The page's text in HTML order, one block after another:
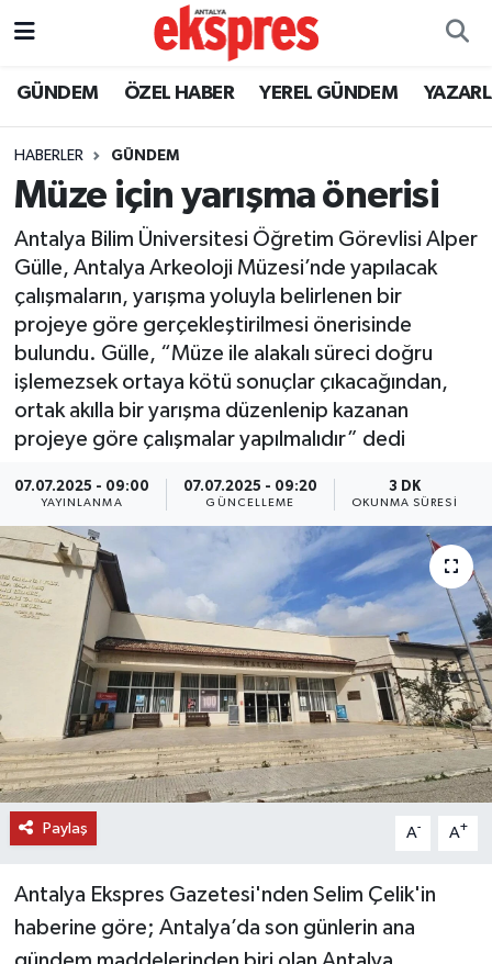
GÜNDEM ÖZEL HABER YEREL GÜNDEM
HABERLER GÜNDEM
Müze için yarışma önerisi
Antalya Bilim Üniversitesi Öğretim Görevlisi Alper
Gülle, Antalya Arkeoloji Müzesi’nde yapılacak
çalışmaların, yarışma yoluyla belirlenen bir
projeye göre gerçekleştirilmesi önerisinde
bulundu. Gülle, “Müze ile alakalı süreci doğru
işlemezsek ortaya kötü sonuçlar çıkacağından,
ortak akılla bir yarışma düzenlenip kazanan
projeye göre çalışmalar yapılmalıdır” dedi
07.07.2025 - 09:00
YAYINLANMA
07.07.2025 - 09:20
GÜNCELLEME
3 DK
OKUNMA SÜRESI
Paylaş A- A+
Antalya Ekspres Gazetesi'nden Selim Çelik'in
haberine göre; Antalya’da son günlerin ana
ÖZEL HABER
YEREL GÜNDEM
EKONOMİ
KÜLTÜR - SANAT
SPOR
SİYASET
DÜNYA
EĞİTİM
TURİZM
RÖPORTAJ
VİDEO HABERLER
YAZARLAR
MAGAZİN
Nöbetçi Eczaneler
Trafik Durumu
Süper Lig Puan Durumu ve Fikstür
Tüm Manşetler
Son Dakika Haberleri
Haber Arşivi